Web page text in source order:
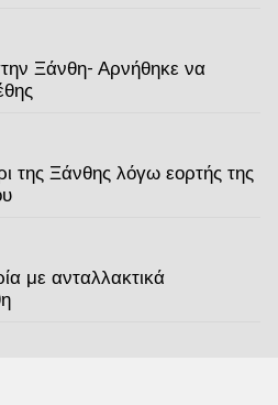
Ξάνθη- Αρνήθηκε να
της Ξάνθης λόγω εορτής της
με ανταλλακτικά